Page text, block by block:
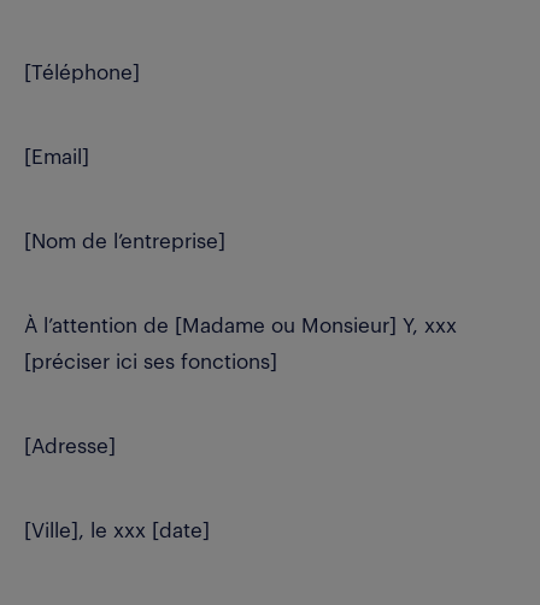
[Téléphone]
[Email]
[Nom de l’entreprise]
À l’attention de [Madame ou Monsieur] Y, xxx
[préciser ici ses fonctions]
[Adresse]
[Ville], le xxx [date]